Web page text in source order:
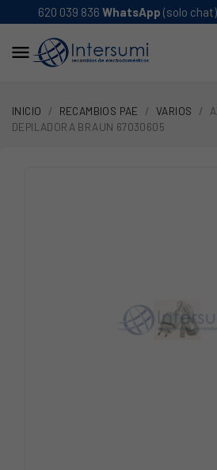
620 039 836 WhatsApp (solo

INICIO RECAMBIOS PAE VARIOS
DEPILADORA BRAUN 67030605